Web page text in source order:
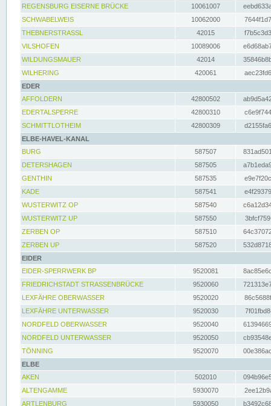
REGENSBURG EISERNE BRÜCKE
10061007
SCHWABELWEIS
10062000
THEBNERSTRASSL
42015
VILSHOFEN
10089006
WILDUNGSMAUER
42014
WILHERING
420061
EDER
AFFOLDERN
42800502
EDERTALSPERRE
42800310
SCHMITTLOTHEIM
42800309
ELBE-HAVEL-KANAL
BURG
587507
DETERSHAGEN
587505
GENTHIN
587535
KADE
587541
WUSTERWITZ OP
587540
WUSTERWITZ UP
587550
ZERBEN OP
587510
ZERBEN UP
587520
EIDER
EIDER-SPERRWERK BP
9520081
FRIEDRICHSTADT STRASSENBRÜCKE
9520060
LEXFÄHRE OBERWASSER
9520020
LEXFÄHRE UNTERWASSER
9520030
NORDFELD OBERWASSER
9520040
NORDFELD UNTERWASSER
9520050
TÖNNING
9520070
ELBE
AKEN
502010
ALTENGAMME
5930070
ARTLENBURG
5930050